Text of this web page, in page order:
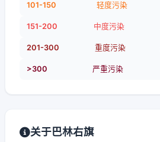
101-150 轻度污染
151-200 中度污染
201-300 重度污染
>300 严重污染
关于巴林右旗